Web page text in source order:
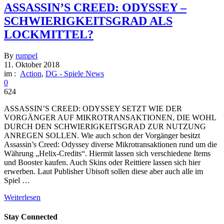
ASSASSIN’S CREED: ODYSSEY –
SCHWIERIGKEITSGRAD ALS
LOCKMITTEL?
By rumpel
11. Oktober 2018
im : Action, DG - Spiele News
0
624
ASSASSIN’S CREED: ODYSSEY SETZT WIE DER
VORGÄNGER AUF MIKROTRANSAKTIONEN, DIE WOHL
DURCH DEN SCHWIERIGKEITSGRAD ZUR NUTZUNG
ANREGEN SOLLEN. Wie auch schon der Vorgänger besitzt
Assassin’s Creed: Odyssey diverse Mikrotransaktionen rund um die
Währung „Helix-Credits“. Hiermit lassen sich verschiedene Items
und Booster kaufen. Auch Skins oder Reittiere lassen sich hier
erwerben. Laut Publisher Ubisoft sollen diese aber auch alle im
Spiel …
Weiterlesen
Stay Connected